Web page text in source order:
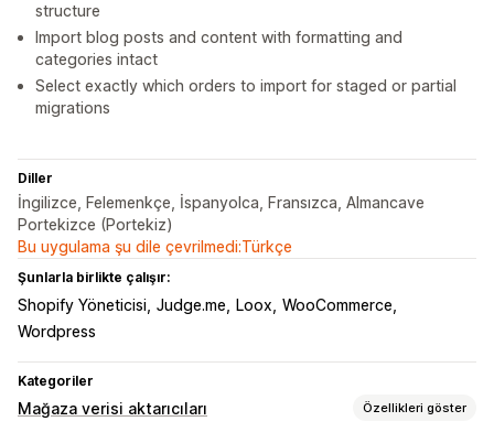
structure
Import blog posts and content with formatting and
categories intact
Select exactly which orders to import for staged or partial
migrations
Diller
İngilizce, Felemenkçe, İspanyolca, Fransızca, Almancave
Portekizce (Portekiz)
Bu uygulama şu dile çevrilmedi:Türkçe
Şunlarla birlikte çalışır:
Shopify Yöneticisi Judge.me Loox WooCommerce
Wordpress
Kategoriler
Mağaza verisi aktarıcıları Özellikleri göster